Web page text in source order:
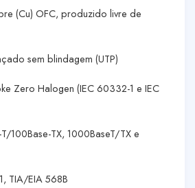
(Cu) OFC, produzido livre de
sem blindagem (UTP)
Zero Halogen (IEC 60332-1 e IEC
100Base-TX, 1000BaseT/TX e
TIA/EIA 568B